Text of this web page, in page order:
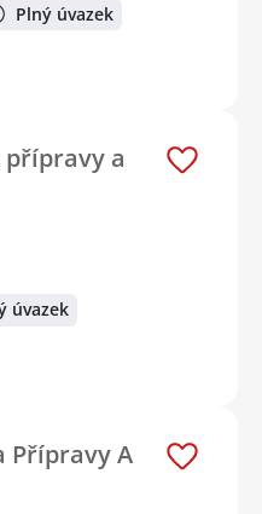
Plný úvazek
a
úvazek
Přípravy A